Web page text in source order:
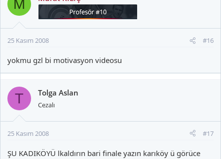
M
25 Kasım 2008 #16
yokmu gzl bi motivasyon videosu
T Tolga Aslan
Cezalı
25 Kasım 2008 #17
ŞU KADIKÖYÜ lkaldırın bari finale yazın karıköy ü görüce